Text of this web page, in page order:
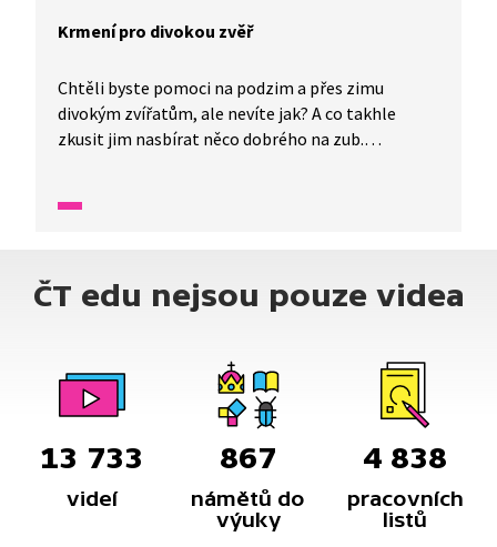
Krmení pro divokou zvěř
Chtěli byste pomoci na podzim a přes zimu
divokým zvířatům, ale nevíte jak? A co takhle
zkusit jim nasbírat něco dobrého na zub.
předáte? Stačí se zkontaktovat s nejbližší
srnám, srnkám i jelenům a dalším býložravcům.
Snad vás naše reportáž inspiruje k dobrému
ČT edu nejsou pouze videa
13 733
videí
867
námětů do
výuky
4 838
pracovních
listů